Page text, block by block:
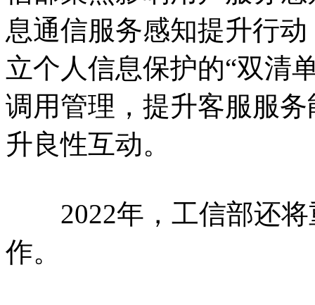
息通信服务感知提升行
立个人信息保护的“双清
调用管理，提升客服服
升良性互动。
2022年，工信部还将
作。